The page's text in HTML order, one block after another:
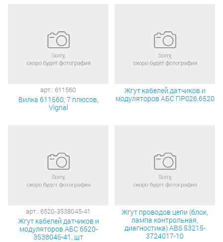
арт.: 611560
Вилка 611560, 7 плюсов,
Vignal
Жгут кабелей датчиков и
модуляторов АБС ПР026.6520
арт.: 6520-3538045-41
Жгут кабелей датчиков и
модуляторов АБС 6520-
3538045-41, шт
Жгут проводов цепи (блок,
лампа контрольная,
диагностика) ABS 53215-
3724017-10